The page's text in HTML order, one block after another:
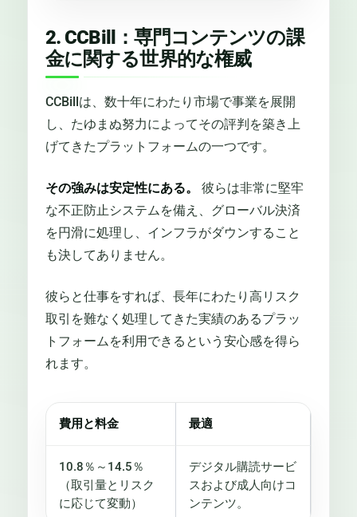
2. CCBill：専門コンテンツの課
金に関する世界的な権威
CCBillは、数十年にわたり市場で事業を展開
し、たゆまぬ努力によってその評判を築き上
げてきたプラットフォームの一つです。
その強みは安定性にある。
彼らは非常に堅牢
な不正防止システムを備え、グローバル決済
を円滑に処理し、インフラがダウンすること
も決してありません。
彼らと仕事をすれば、長年にわたり高リスク
取引を難なく処理してきた実績のあるプラッ
トフォームを利用できるという安心感を得ら
れます。
費用と料金 最適
10.8％～14.5％
（取引量とリスク
に応じて変動）
デジタル購読サービ
スおよび成人向けコ
ンテンツ。